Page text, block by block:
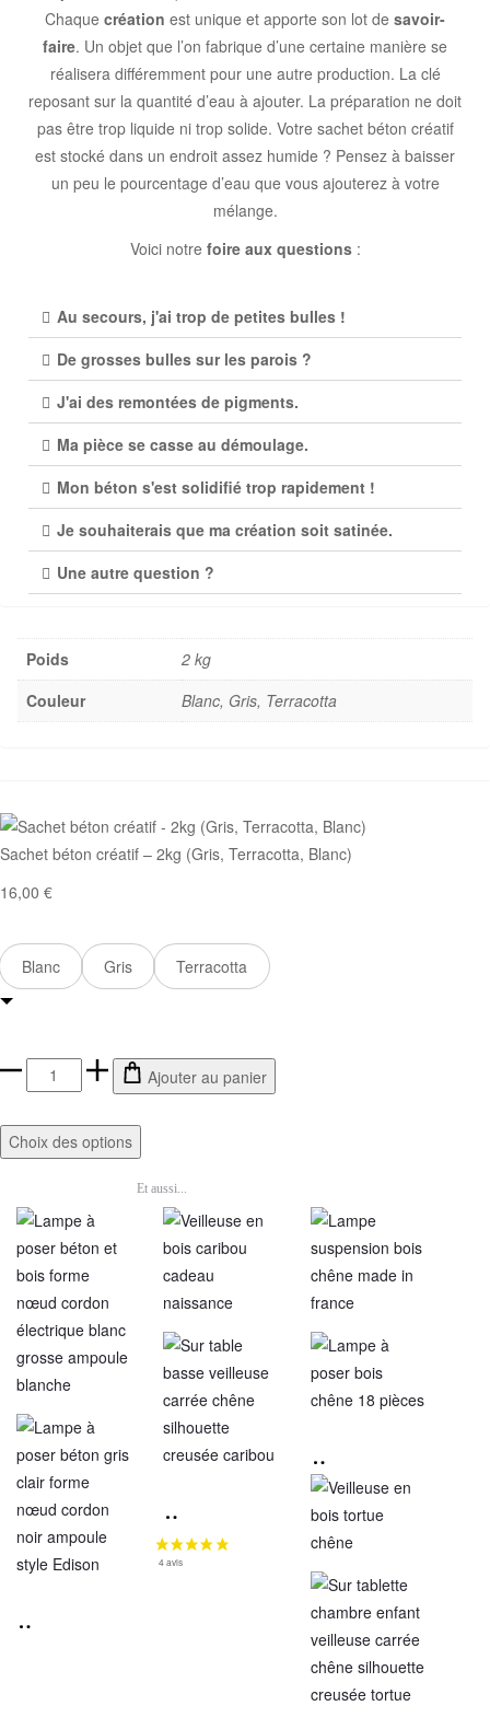
Chaque création est unique et apporte son lot de savoir-
faire. Un objet que l’on fabrique d’une certaine manière se
réalisera différemment pour une autre production. La clé
reposant sur la quantité d’eau à ajouter. La préparation ne doit
pas être trop liquide ni trop solide. Votre sachet béton créatif
est stocké dans un endroit assez humide ? Pensez à baisser
un peu le pourcentage d’eau que vous ajouterez à votre
mélange.
Voici notre foire aux questions :
Au secours, j'ai trop de petites bulles !
De grosses bulles sur les parois ?
J'ai des remontées de pigments.
Ma pièce se casse au démoulage.
Mon béton s'est solidifié trop rapidement !
Je souhaiterais que ma création soit satinée.
Une autre question ?
Poids
2 kg
Couleur
Blanc, Gris, Terracotta
Sachet béton créatif – 2kg (Gris, Terracotta, Blanc)
16,00 €
Blanc Gris Terracotta
Ajouter au panier
Choix des options